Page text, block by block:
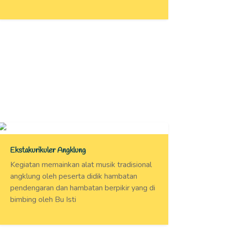
Ekstakurikuler Angklung
Kegiatan memainkan alat musik tradisional
angklung oleh peserta didik hambatan
pendengaran dan hambatan berpikir yang di
bimbing oleh Bu Isti